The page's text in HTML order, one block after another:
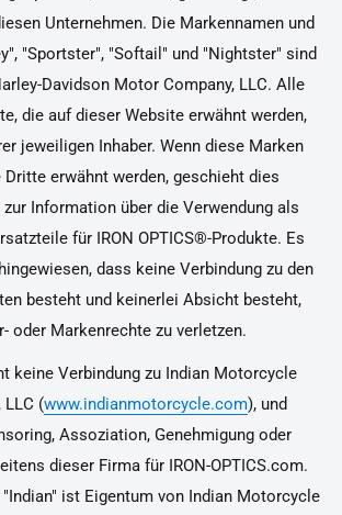
Unternehmen. Die Markennamen und
"Sportster", "Softail" und "Nightster" sind
Davidson Motor Company, LLC. Alle
die auf dieser Website erwähnt werden,
jeweiligen Inhaber. Wenn diese Marken
Dritte erwähnt werden, geschieht dies
Information über die Verwendung als
für IRON OPTICS®-Produkte. Es
dass keine Verbindung zu den
besteht und keinerlei Absicht besteht,
oder Markenrechte zu verletzen.
keine Verbindung zu Indian Motorcycle
LLC (www.indianmotorcycle.com), und
Assoziation, Genehmigung oder
dieser Firma für IRON-OPTICS.com.
ist Eigentum von Indian Motorcycle